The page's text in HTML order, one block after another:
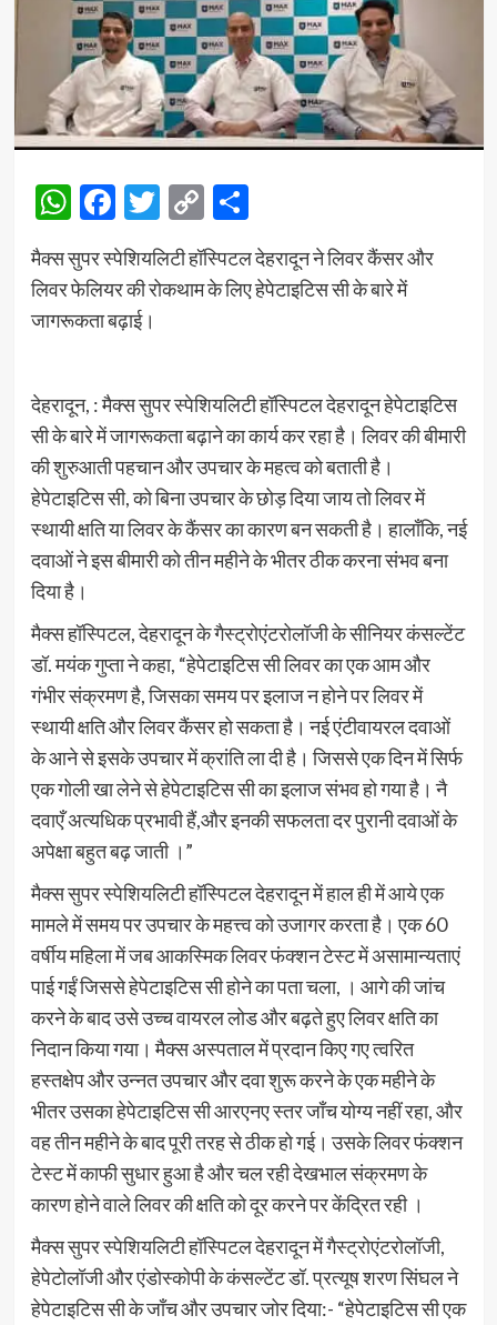
WhatsApp
Facebook
Twitter
Copy
Link
Share
मैक्स सुपर स्पेशियलिटी हॉस्पिटल देहरादून ने लिवर कैंसर और
लिवर फेलियर की रोकथाम के लिए हेपेटाइटिस सी के बारे में
जागरूकता बढ़ाई।
देहरादून, : मैक्स सुपर स्पेशियलिटी हॉस्पिटल देहरादून हेपेटाइटिस
सी के बारे में जागरूकता बढ़ाने का कार्य कर रहा है। लिवर की बीमारी
की शुरुआती पहचान और उपचार के महत्व को बताती है।
हेपेटाइटिस सी, को बिना उपचार के छोड़ दिया जाय तो लिवर में
स्थायी क्षति या लिवर के कैंसर का कारण बन सकती है। हालाँकि, नई
दवाओं ने इस बीमारी को तीन महीने के भीतर ठीक करना संभव बना
दिया है।
मैक्स हॉस्पिटल, देहरादून के गैस्ट्रोएंटरोलॉजी के सीनियर कंसल्टेंट
डॉ. मयंक गुप्ता ने कहा, “हेपेटाइटिस सी लिवर का एक आम और
गंभीर संक्रमण है, जिसका समय पर इलाज न होने पर लिवर में
स्थायी क्षति और लिवर कैंसर हो सकता है। नई एंटीवायरल दवाओं
के आने से इसके उपचार में क्रांति ला दी है। जिससे एक दिन में सिर्फ
एक गोली खा लेने से हेपेटाइटिस सी का इलाज संभव हो गया है। नै
दवाएँ अत्यधिक प्रभावी हैं,और इनकी सफलता दर पुरानी दवाओं के
अपेक्षा बहुत बढ़ जाती ।”
मैक्स सुपर स्पेशियलिटी हॉस्पिटल देहरादून में हाल ही में आये एक
मामले में समय पर उपचार के महत्त्व को उजागर करता है। एक 60
वर्षीय महिला में जब आकस्मिक लिवर फंक्शन टेस्ट में असामान्यताएं
पाई गईं जिससे हेपेटाइटिस सी होने का पता चला, । आगे की जांच
करने के बाद उसे उच्च वायरल लोड और बढ़ते हुए लिवर क्षति का
निदान किया गया। मैक्स अस्पताल में प्रदान किए गए त्वरित
हस्तक्षेप और उन्नत उपचार और दवा शुरू करने के एक महीने के
भीतर उसका हेपेटाइटिस सी आरएनए स्तर जाँच योग्य नहीं रहा, और
वह तीन महीने के बाद पूरी तरह से ठीक हो गई। उसके लिवर फंक्शन
टेस्ट में काफी सुधार हुआ है और चल रही देखभाल संक्रमण के
कारण होने वाले लिवर की क्षति को दूर करने पर केंद्रित रही ।
मैक्स सुपर स्पेशियलिटी हॉस्पिटल देहरादून में गैस्ट्रोएंटरोलॉजी,
हेपेटोलॉजी और एंडोस्कोपी के कंसल्टेंट डॉ. प्रत्यूष शरण सिंघल ने
हेपेटाइटिस सी के जाँच और उपचार जोर दिया:- “हेपेटाइटिस सी एक